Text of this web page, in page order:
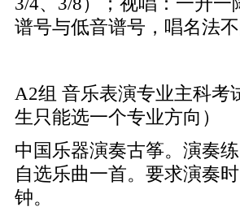
谱号与低音谱号，唱名法
A2组 音乐表演专业主科考
生只能选一个专业方向）
中国乐器演奏古筝。演奏练
自选乐曲一首。要求演奏
钟。